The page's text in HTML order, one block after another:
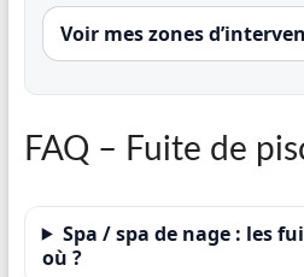
Voir mes zones
FAQ – Fuite de
Spa / spa de nage : les
où ?